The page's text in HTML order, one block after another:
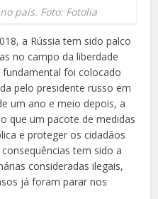
país. Foto: Fotolia
a Rússia tem sido palco
no campo da liberdade
foi colocado
pelo presidente russo em
um ano e meio depois, a
que um pacote de medidas
e proteger os cidadãos
tem sido a
consideradas ilegais,
já foram parar nos